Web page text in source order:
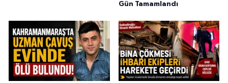
Gün Tamamlandı
SEÇİM 2015
ÇEVRE
BİLİM VE TEKNOLOJİ